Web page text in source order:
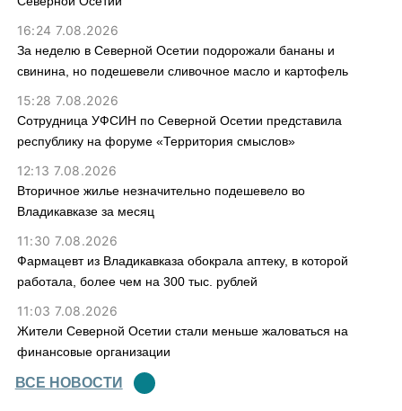
16:24 7.08.2026
За неделю в Северной Осетии подорожали бананы и
свинина, но подешевели сливочное масло и картофель
15:28 7.08.2026
Сотрудница УФСИН по Северной Осетии представила
республику на форуме «Территория смыслов»
12:13 7.08.2026
Вторичное жилье незначительно подешевело во
Владикавказе за месяц
11:30 7.08.2026
Фармацевт из Владикавказа обокрала аптеку, в которой
работала, более чем на 300 тыс. рублей
11:03 7.08.2026
Жители Северной Осетии стали меньше жаловаться на
финансовые организации
ВСЕ НОВОСТИ